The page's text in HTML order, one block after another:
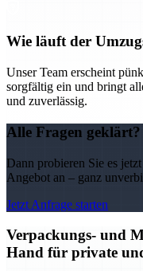
Wie läuft der
Unser Team erscheint
sorgfältig ein und bringt
und zuverlässig.
Alle Fragen geklärt?
Dann probieren Sie es
Angebot an – ganz
Jetzt Anfrage starten
Verpackungs- und
Hand für private